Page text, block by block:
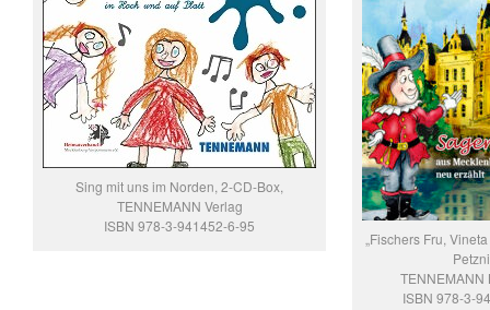
Sing mit uns im Norden, 2-CD-Box,
TENNEMANN Verlag
ISBN 978-3-941452-6-95
„Fischers Fru,
TENNEMANN
ISBN 978-3-